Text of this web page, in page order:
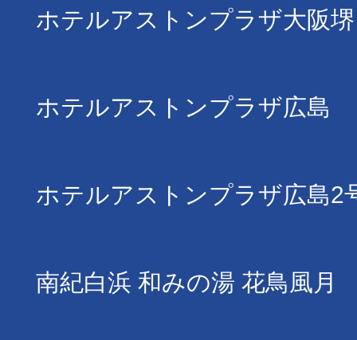
ホテルアストンプラザ大阪堺
ホテルアストンプラザ広島
ホテルアストンプラザ広島2
南紀白浜 和みの湯 花鳥風月